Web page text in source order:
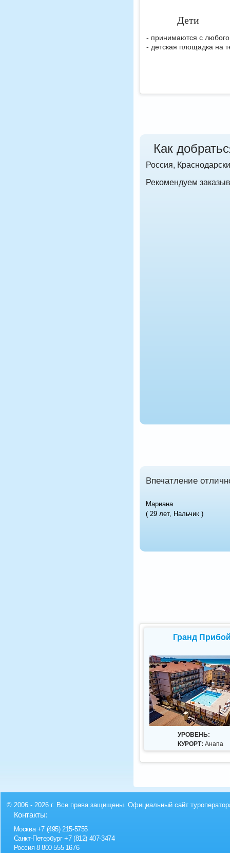
Дети
- принимаются с любого
- детская площадка на
Как
Россия,
Рекомендуем
Впечатление
Мариана
( 29 лет, Нальчик )
Гранд
УРОВЕНЬ:
КУРОРТ: Анапа
© 2006 - 2026 г. Все права защищены. Официальный сайт
Контакты:
Москва +7 (495) 215-5755
Санкт-Петербург+7 (812) 407-3474
Россия 8 800 555 1676